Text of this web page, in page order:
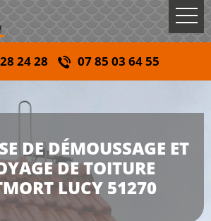
24 28 07 85 03 64 55
DE DÉMOUSSAGE ET
DE TOITURE
LUCY 51270